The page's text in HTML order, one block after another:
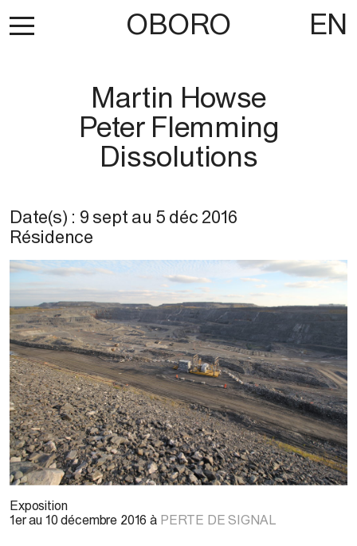
OBORO EN
Martin Howse
Peter Flemming
Dissolutions
Date(s) : 9 sept au 5 déc 2016
Résidence
Exposition
1er au 10 décembre 2016 à PERTE DE SIGNAL